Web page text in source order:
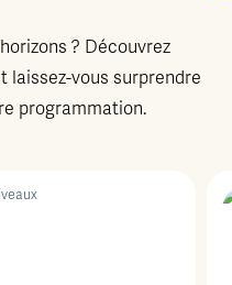
? Découvrez
laissez-vous surprendre
programmation.